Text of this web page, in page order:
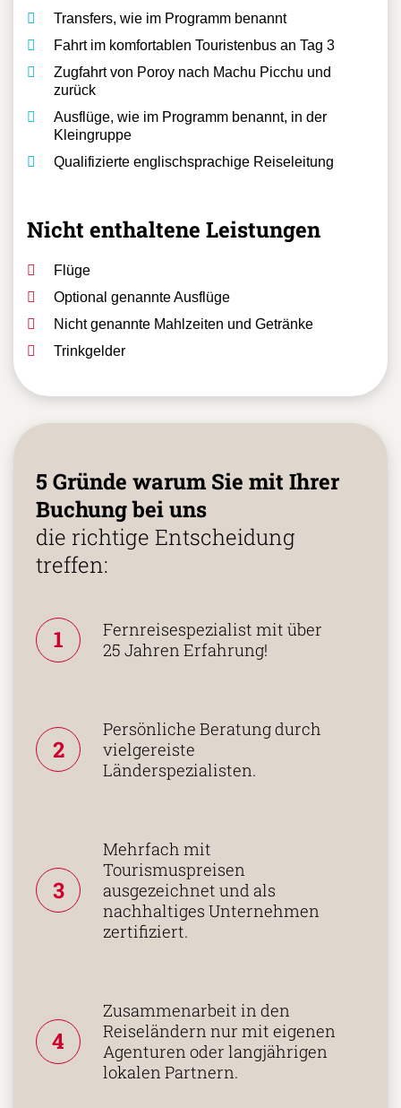
Transfers, wie im Programm benannt
Fahrt im komfortablen Touristenbus an Tag 3
Zugfahrt von Poroy nach Machu Picchu und
zurück
Ausflüge, wie im Programm benannt, in der
Kleingruppe
Qualifizierte englischsprachige Reiseleitung
Nicht enthaltene Leistungen
Flüge
Optional genannte Ausflüge
Nicht genannte Mahlzeiten und Getränke
Trinkgelder
5 Gründe warum Sie mit Ihrer
Buchung bei uns
die richtige Entscheidung
treffen:
1
Fernreisespezialist mit über
25 Jahren Erfahrung!
2
Persönliche Beratung durch
vielgereiste
Länderspezialisten.
3
Mehrfach mit
Tourismuspreisen
ausgezeichnet und als
nachhaltiges Unternehmen
zertifiziert.
4
Zusammenarbeit in den
Reiseländern nur mit eigenen
Agenturen oder langjährigen
lokalen Partnern.